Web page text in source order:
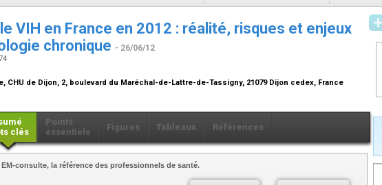
VIH en France en 2012 : réalité, risques et enjeux
chronique - 26/06/12
CHU de Dijon, 2, boulevard du Maréchal-de-Lattre-de-Tassigny, 21079 Dijon cedex, France
clés
Points
essentiels
Figures Tableaux Références
consulte, la référence des professionnels de santé.